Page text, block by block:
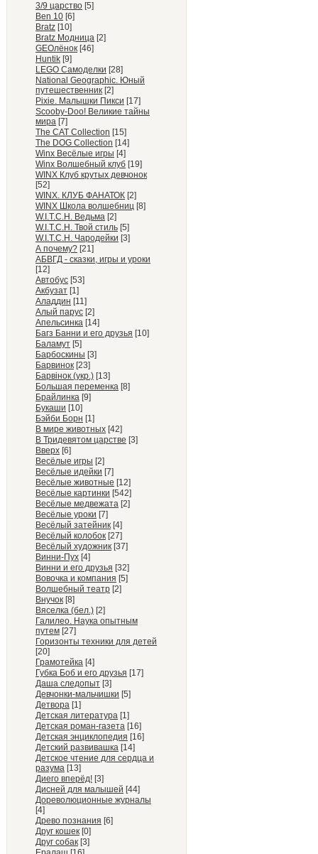
3/9 царство [5]
Ben 10 [6]
Bratz [10]
Bratz Модница [2]
GEOлёнок [46]
Huntik [9]
LEGO Самоделки [28]
National Geographic. Юный
путешественник [2]
Pixie. Малышки Пикси [17]
Scooby-Doo! Великие тайны
мира [7]
The CAT Collection [15]
The DOG Collection [14]
Winx Весёлые игры [4]
Winx Волшебный клуб [19]
WINX Клуб крутых девчонок
[52]
WINX. КЛУБ ФАНАТОК [2]
WINX Школа волшебниц [8]
W.I.T.C.H. Ведьма [2]
W.I.T.C.H. Твой стиль [5]
W.I.T.C.H. Чародейки [3]
А почему? [21]
АБВГД - сказки, игры и уроки
[12]
Автобус [53]
Акбузат [1]
Аладдин [11]
Алый парус [2]
Апельсинка [14]
Багз Банни и его друзья [10]
Баламут [5]
Барбоскины [3]
Барвинок [23]
Барвiнок (укр.) [13]
Большая переменка [8]
Брайлинка [9]
Букаши [10]
Бэйби Борн [1]
В мире животных [42]
В Тридевятом царстве [3]
Вверх [6]
Весёлые игры [2]
Весёлые идейки [7]
Весёлые животные [12]
Весёлые картинки [542]
Весёлые медвежата [2]
Весёлые уроки [7]
Весёлый затейник [4]
Весёлый колобок [27]
Весёлый художник [37]
Винни-Пух [4]
Винни и его друзья [32]
Вовочка и компания [5]
Волшебный театр [2]
Внучок [8]
Вяселка (бел.) [2]
Галилео. Наука опытным
путем [27]
Горизонты техники для детей
[20]
Грамотейка [4]
Губка Боб и его друзья [17]
Даша следопыт [3]
Девчонки-мальчишки [5]
Детвора [1]
Детская литература [1]
Детская роман-газета [16]
Детская энциклопедия [16]
Детский развивашка [14]
Детское чтение для сердца и
разума [13]
Диего вперёд! [3]
Дисней для малышей [44]
Дореволюционные журналы
[4]
Древо познания [6]
Друг кошек [0]
Друг собак [3]